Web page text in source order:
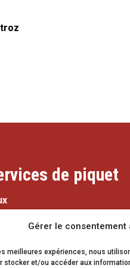
Gérer le consentement
meilleures expériences, nous
stocker et/ou accéder aux
de piquet
079 337 66 42
eaux@vetroz.ch